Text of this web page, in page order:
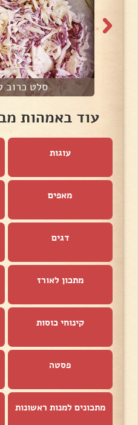
סלט כרוב
עוד באמהות
עוגות
מאפים
דגים
מתכון לאורז
קינוחי כוסות
פסטה
מתכונים למנות ראשונות